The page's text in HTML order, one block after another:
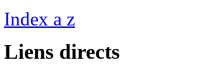
Index a z
Liens directs